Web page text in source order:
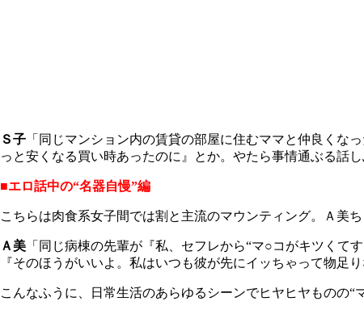
Ｓ子 「同じマンション内の賃貸の部屋に住むママと仲良くな
っと安くなる買い時あったのに』とか。やたら事情通ぶる話
■エロ話中の“名器自慢”編
こちらは肉食系女子間では割と主流のマウンティング。Ａ美
Ａ美 「同じ病棟の先輩が『私、セフレから“マ○コがキツく
『そのほうがいいよ。私はいつも彼が先にイッちゃって物足
こんなふうに、日常生活のあらゆるシーンでヒヤヒヤものの